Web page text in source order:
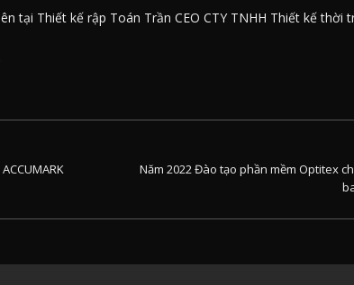
tại Thiết kế rập Toán Trần CEO CTY TNHH Thiết kế thời
Năm 2022 Đào tạo phần mềm Optitex